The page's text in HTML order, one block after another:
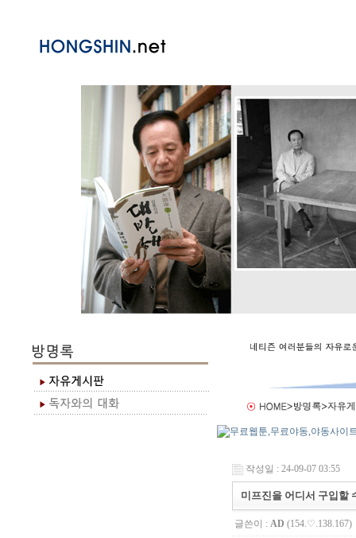
작성일 : 24-09-07 03:55
미프진을 어디서 구입할
글쓴이 : AD (154.♡.138.167)